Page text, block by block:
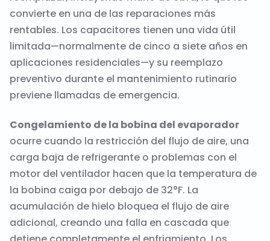
convierte en una de las reparaciones más
rentables. Los capacitores tienen una vida útil
limitada—normalmente de cinco a siete años en
aplicaciones residenciales—y su reemplazo
preventivo durante el mantenimiento rutinario
previene llamadas de emergencia.
Congelamiento de la bobina del evaporador
ocurre cuando la restricción del flujo de aire, una
carga baja de refrigerante o problemas con el
motor del ventilador hacen que la temperatura de
la bobina caiga por debajo de 32°F. La
acumulación de hielo bloquea el flujo de aire
adicional, creando una falla en cascada que